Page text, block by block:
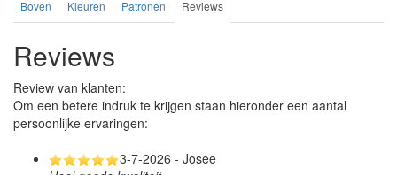
Boven Kleuren Patronen Reviews
Reviews
Review van klanten:
Om een betere indruk te krijgen staan hieronder een aantal
persoonlijke ervaringen:
3-7-2026 - Josee